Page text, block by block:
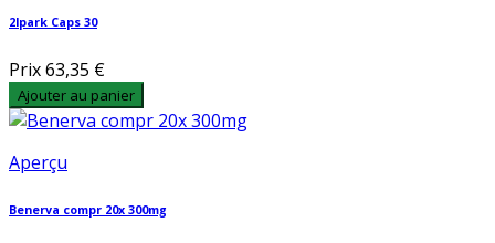
2lpark Caps 30
Prix63,35 €
Ajouter au panier
Aperçu
Benerva compr 20x 300mg